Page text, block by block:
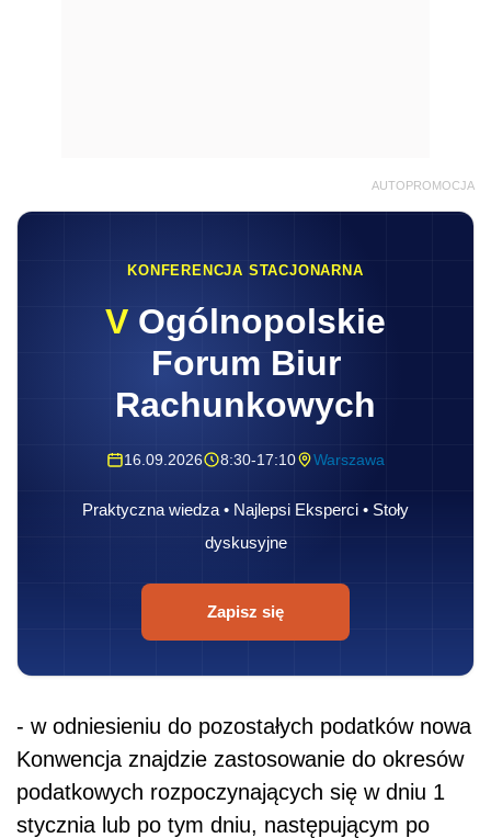
AUTOPROMOCJA
KONFERENCJA STACJONARNA
V Ogólnopolskie
Forum Biur
Rachunkowych
16.09.2026 8:30-17:10 Warszawa
Praktyczna wiedza • Najlepsi Eksperci • Stoły
dyskusyjne
Zapisz się
- w odniesieniu do pozostałych podatków nowa
Konwencja znajdzie zastosowanie do okresów
podatkowych rozpoczynających się w dniu 1
stycznia lub po tym dniu, następującym po